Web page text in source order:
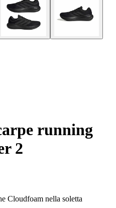
running
2
Cloudfoam nella soletta